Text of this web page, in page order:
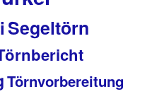
Segeltörn
Törnvorbereitung